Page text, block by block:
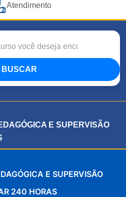
Atendimento
BUSCAR
E SUPERVISÃO
E SUPERVISÃO
240 HORAS